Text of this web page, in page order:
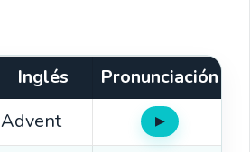
Inglés
Pronunciación
Advent ▶Oír